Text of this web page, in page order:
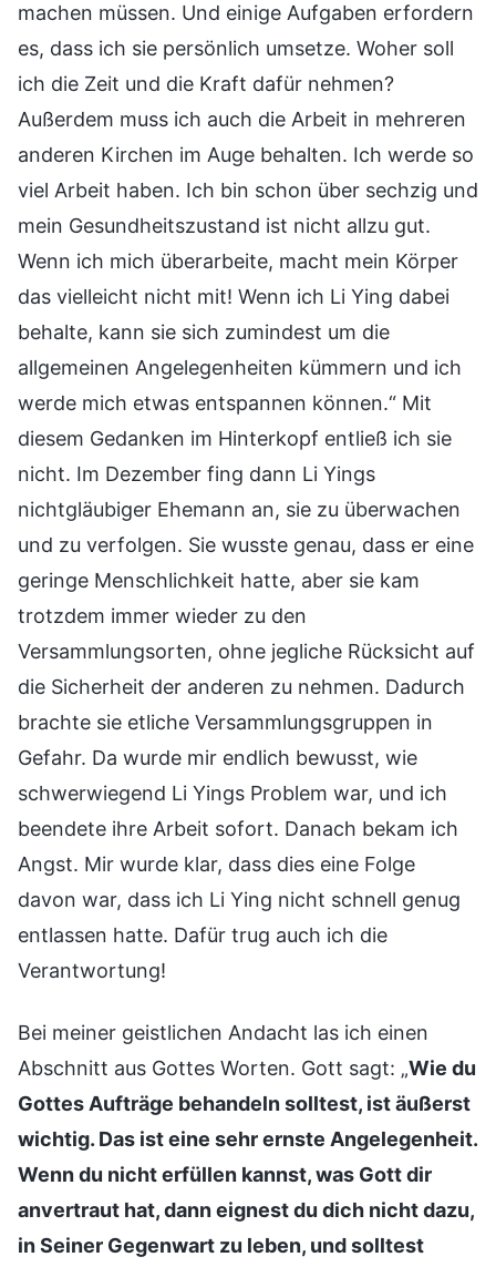
machen müssen. Und einige Aufgaben erfordern
es, dass ich sie persönlich umsetze. Woher soll
ich die Zeit und die Kraft dafür nehmen?
Außerdem muss ich auch die Arbeit in mehreren
anderen Kirchen im Auge behalten. Ich werde so
viel Arbeit haben. Ich bin schon über sechzig und
mein Gesundheitszustand ist nicht allzu gut.
Wenn ich mich überarbeite, macht mein Körper
das vielleicht nicht mit! Wenn ich Li Ying dabei
behalte, kann sie sich zumindest um die
allgemeinen Angelegenheiten kümmern und ich
werde mich etwas entspannen können.“ Mit
diesem Gedanken im Hinterkopf entließ ich sie
nicht. Im Dezember fing dann Li Yings
nichtgläubiger Ehemann an, sie zu überwachen
und zu verfolgen. Sie wusste genau, dass er eine
geringe Menschlichkeit hatte, aber sie kam
trotzdem immer wieder zu den
Versammlungsorten, ohne jegliche Rücksicht auf
die Sicherheit der anderen zu nehmen. Dadurch
brachte sie etliche Versammlungsgruppen in
Gefahr. Da wurde mir endlich bewusst, wie
schwerwiegend Li Yings Problem war, und ich
beendete ihre Arbeit sofort. Danach bekam ich
Angst. Mir wurde klar, dass dies eine Folge
davon war, dass ich Li Ying nicht schnell genug
entlassen hatte. Dafür trug auch ich die
Verantwortung!
Bei meiner geistlichen Andacht las ich einen
Abschnitt aus Gottes Worten. Gott sagt: „Wie du
Gottes Aufträge behandeln solltest, ist äußerst
wichtig. Das ist eine sehr ernste Angelegenheit.
Wenn du nicht erfüllen kannst, was Gott dir
anvertraut hat, dann eignest du dich nicht dazu,
in Seiner Gegenwart zu leben, und solltest